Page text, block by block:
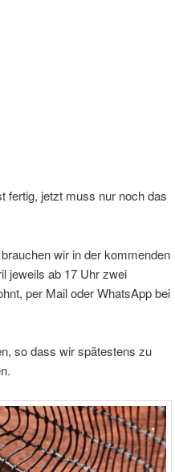
fertig, jetzt muss nur noch das
wir in der kommenden
jeweils ab 17 Uhr zwei
per Mail oder WhatsApp bei
so dass wir spätestens zu